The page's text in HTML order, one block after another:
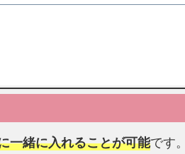
一緒に入れることが可能です。